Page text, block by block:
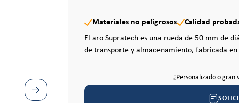
Materiales no peligrosos
Calidad
El aro Supratech es una rueda de 50 mm de
de transporte y almacenamiento, fabricada
¿Personalizado o gran